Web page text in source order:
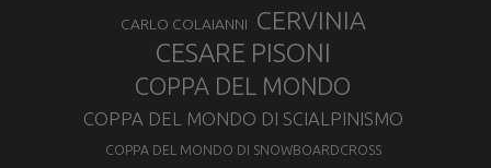
CARLO COLAIANNI CERVINIA
CESARE PISONI
COPPA DEL MONDO
COPPA DEL MONDO DI SCIALPINISMO
COPPA DEL MONDO DI SNOWBOARDCROSS